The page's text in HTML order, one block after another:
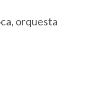
orquesta